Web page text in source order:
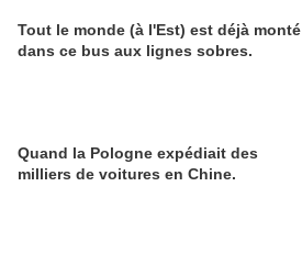
Tout le monde (à l'Est) est déjà monté
dans ce bus aux lignes sobres.
Quand la Pologne expédiait des
milliers de voitures en Chine.